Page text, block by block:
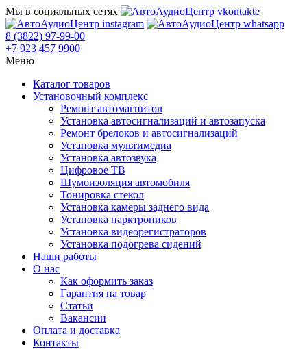
Мы в социальных сетях
8 (3822) 97-99-00
+7 923 457 9900
Меню
Каталог товаров
Установочный комплекс
Ремонт автомагнитол
Установка автосигнализаций и автозапуска
Ремонт брелоков и автосигнализаций
Установка мультимедиа
Установка автозвука
Цифровое ТВ
Шумоизоляция автомобиля
Тонировка стекол
Установка камеры заднего вида
Установка парктроников
Установка видеорегистраторов
Установка подогрева сидений
Наши работы
О нас
Как оформить заказ
Гарантия на товар
Статьи
Вакансии
Оплата и доставка
Контакты